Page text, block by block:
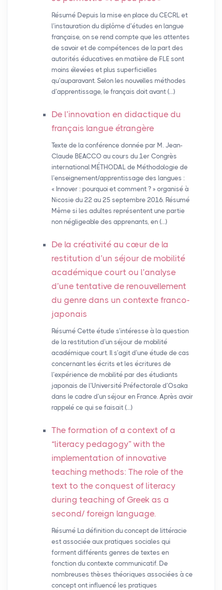
Résumé Depuis la mise en place du CECRL et
l’instauration du diplôme d’études en langue
française, on se rend compte que les attentes
de savoir et de compétences de la part des
autorités éducatives en matière de FLE sont
moins élevées et plus superficielles
qu’auparavant. Selon les nouvelles méthodes
d’apprentissage, le français doit avant (…)
De l’innovation en didactique du
français langue étrangère
Texte de la conférence donnée par M. Jean-
Claude BEACCO au cours du 1er Congrès
international MÉTHODAL de Méthodologie de
l’enseignement/apprentissage des langues :
« Innover : pourquoi et comment ? » organisé à
Nicosie du 22 au 25 septembre 2016. Résumé
Même si les adultes représentent une partie
non négligeable des apprenants, en (…)
De la créativité au cœur de la
restitution d’un séjour de mobilité
académique court ou l’analyse
d’une tentative de renouvellement
du genre dans un contexte franco-
japonais
Résumé Cette étude s’intéresse à la question
de la restitution d’un séjour de mobilité
académique court. Il s’agit d’une étude de cas
concernant les écrits et les écritures de
l’expérience de mobilité par des étudiants
japonais de l’Université Préfectorale d’Osaka
dans le cadre d’un séjour en France. Après avoir
rappelé ce qui se faisait (…)
The formation of a context of a
“literacy pedagogy” with the
implementation of innovative
teaching methods: The role of the
text to the conquest of literacy
during teaching of Greek as a
second/ foreign language.
Résumé La définition du concept de littéracie
est associée aux pratiques sociales qui
forment différents genres de textes en
fonction du contexte communicatif. De
nombreuses thèses théoriques associées à ce
concept ont influencé les pratiques